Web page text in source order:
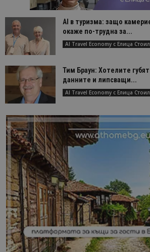
AI в туризма: защо
окаже по-трудна за...
AI Travel Economy с Елица
Тим Браун: Хотелите
данните и липсващи...
AI Travel Economy с Елица